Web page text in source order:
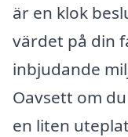
är en klok
värdet på din
inbjudande
Oavsett om
en liten